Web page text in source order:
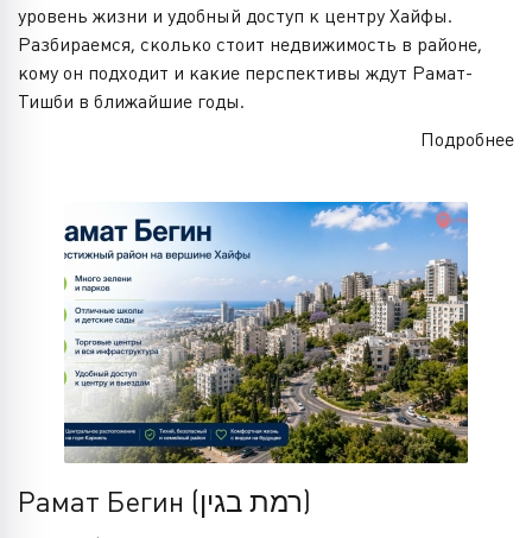
уровень жизни и удобный доступ к центру Хайфы.
Разбираемся, сколько стоит недвижимость в районе,
кому он подходит и какие перспективы ждут Рамат-
Тишби в ближайшие годы.
Подробнее
Рамат Бегин (רמת בגין)